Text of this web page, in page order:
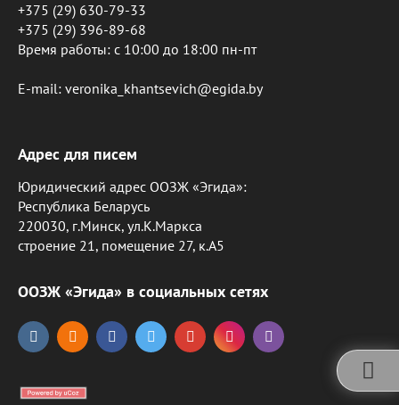
+375 (29) 630-79-33
+375 (29) 396-89-68
Время работы: c 10:00 до 18:00 пн-пт
E-mail: veronika_khantsevich@egida.by
Адрес для писем
Юридический адрес ООЗЖ «Эгида»:
Республика Беларусь
220030, г.Минск, ул.К.Маркса
строение 21, помещение 27, к.А5
ООЗЖ «Эгида» в социальных сетях